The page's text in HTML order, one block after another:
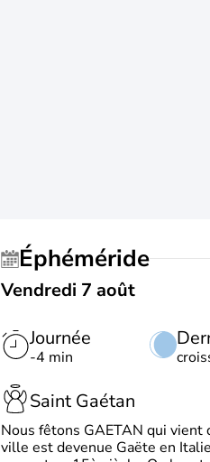
Éphéméride
Vendredi 7 août
Journée
-4 min
Saint Gaétan
Nous fêtons GAETAN qui
ville est devenue Gaëte en